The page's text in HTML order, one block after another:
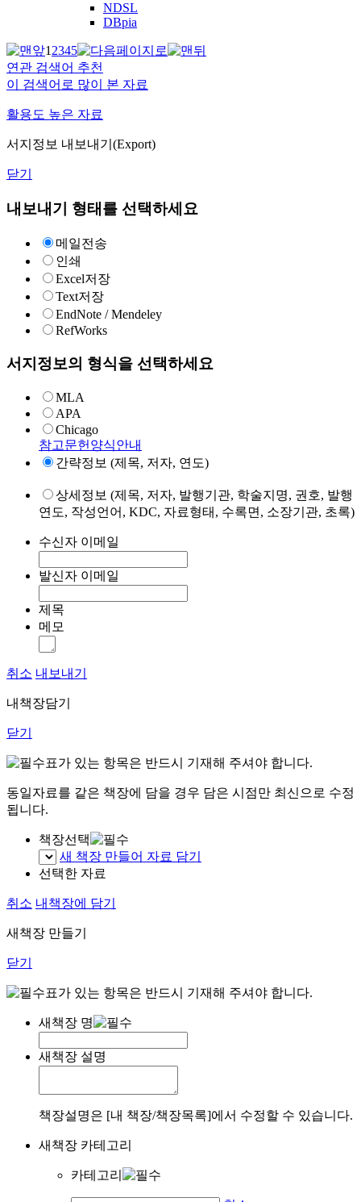
NDSL
DBpia
12345
연관 검색어 추천
이 검색어로 많이 본 자료
활용도 높은 자료
서지정보 내보내기(Export)
닫기
내보내기 형태를 선택하세요
메일전송
인쇄
Excel저장
Text저장
EndNote / Mendeley
RefWorks
서지정보의 형식을 선택하세요
MLA
APA
Chicago
참고문헌양식안내
간략정보 (제목, 저자, 연도)
상세정보 (제목, 저자, 발행기관, 학술지명, 권호, 발행
연도, 작성언어, KDC, 자료형태, 수록면, 소장기관, 초록)
수신자 이메일
발신자 이메일
제목
메모
취소 내보내기
내책장담기
닫기
표가 있는 항목은 반드시 기재해 주셔야 합니다.
동일자료를 같은 책장에 담을 경우 담은 시점만 최신으로 수정
됩니다.
책장선택
새 책장 만들어 자료 담기
선택한 자료
취소 내책장에 담기
새책장 만들기
닫기
표가 있는 항목은 반드시 기재해 주셔야 합니다.
새책장 명
새책장 설명
책장설명은 [내 책장/책장목록]에서 수정할 수 있습니다.
새책장 카테고리
카테고리